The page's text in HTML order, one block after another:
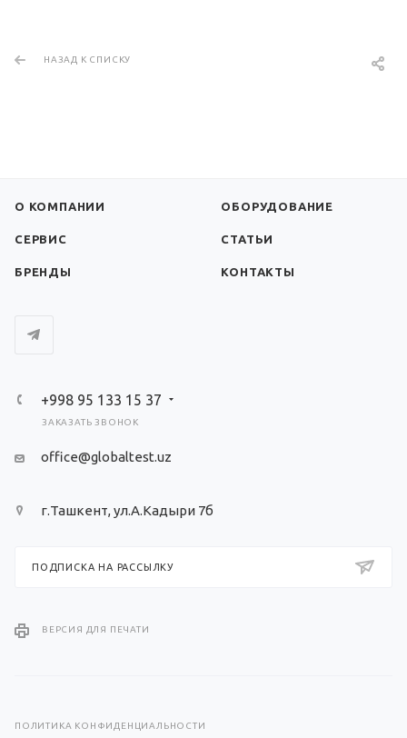
НАЗАД К СПИСКУ
О КОМПАНИИ ОБОРУДОВАНИЕ
СЕРВИС СТАТЬИ
БРЕНДЫ КОНТАКТЫ
+998 95 133 15 37
ЗАКАЗАТЬ ЗВОНОК
office@globaltest.uz
г.Ташкент, ул.А.Кадыри 7б
ПОДПИСКА НА РАССЫЛКУ
ВЕРСИЯ ДЛЯ ПЕЧАТИ
ПОЛИТИКА КОНФИДЕНЦИАЛЬНОСТИ